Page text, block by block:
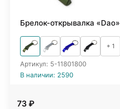
Брелок-открывалка «Dao»
+ 1
Артикул: 5-11801800
В наличии: 2590
73 ₽